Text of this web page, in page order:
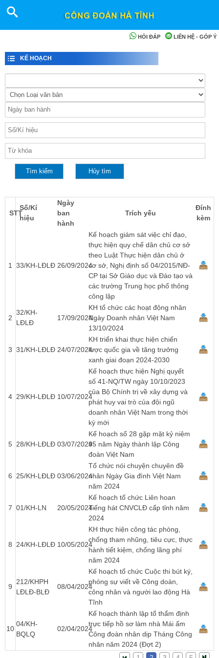
LIÊN HỆ - GÓP Ý
HỎI ĐÁP
KẾ HOẠCH
STT
Số/Kí
hiệu
Ngày
ban
hành
Trích yếu
Đính
kèm
1 33/KH-LĐLĐ 26/09/2024
Kế hoạch giám sát việc chỉ đạo,
thực hiện quy chế dân chủ cơ sở
theo Luật Thực hiện dân chủ ở
cơ sở, Nghị định số 04/2015/NĐ-
CP tại Sở Giáo dục và Đào tạo và
các trường Trung học phổ thông
công lập
2
32/KH-
LĐLĐ
17/09/2024
KH tổ chức các hoạt động nhân
Ngày Doanh nhân Việt Nam
13/10/2024
3 31/KH-LĐLĐ 24/07/2024
KH triển khai thực hiện chiến
lược quốc gia về tăng trưởng
xanh giai đoạn 2024-2030
4 29/KH-LĐLĐ 10/07/2024
Kế hoạch thực hiện Nghị quyết
số 41-NQ/TW ngày 10/10/2023
của Bộ Chính trị về xây dựng và
phát huy vai trò của đội ngũ
doanh nhân Việt Nam trong thời
kỳ mới
5 28/KH-LĐLĐ 03/07/2024
Kế hoạch số 28 gặp mặt kỷ niệm
95 năm Ngày thành lập Công
đoàn Việt Nam
6 25/KH-LĐLĐ 03/06/2024
Tổ chức nói chuyện chuyên đề
nhân Ngày Gia đình Việt Nam
năm 2024
7 01/KH-LN 20/05/2024
Kế hoạch tổ chức Liên hoan
Tiếng hát CNVCLĐ cấp tỉnh năm
2024
8 24/KH-LĐLĐ 10/05/2024
KH thực hiện công tác phòng,
chống tham nhũng, tiêu cực, thực
hành tiết kiệm, chống lãng phí
năm 2024
9
212/KHPH
LĐLĐ-BLĐ
08/04/2024
Kế hoạch tổ chức Cuộc thi bút ký,
phóng sự viết về Công doàn,
công nhân và người lao động Hà
Tĩnh
10
04/KH-
BQLQ
02/04/2024
Kế hoạch thành lập tổ thẩm định
trực tiếp hồ sơ làm nhà Mái ấm
Công đoàn nhân dịp Tháng Công
nhân năm 2024 (Đợt 2)